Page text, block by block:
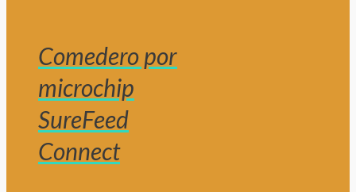
Comedero por
microchip
SureFeed
Connect